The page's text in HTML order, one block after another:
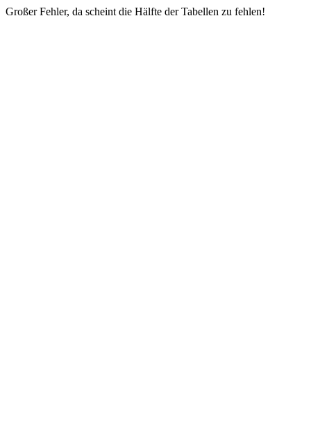
Großer Fehler, da scheint die Hälfte der Tabellen zu fehlen!